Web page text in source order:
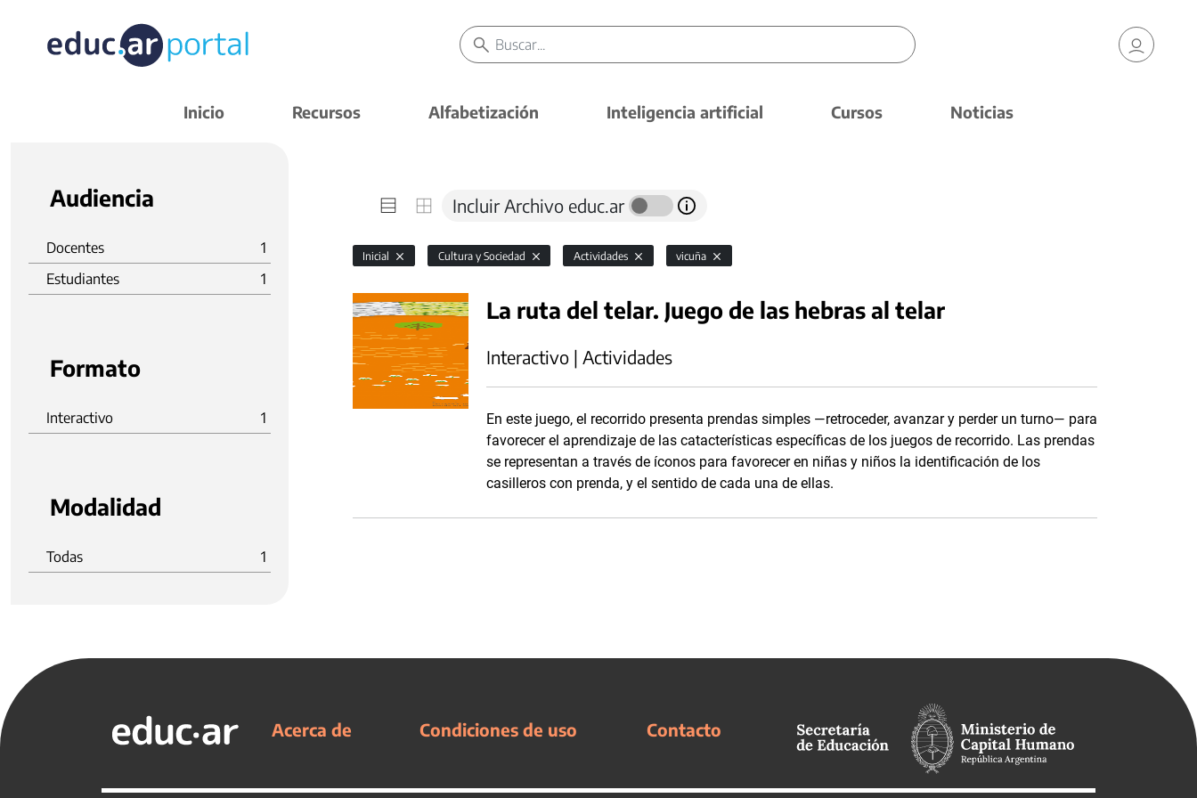
Inicio Recursos Alfabetización Inteligencia artificial Cursos Noticias
Audiencia
Docentes
1
Estudiantes
1
Formato
Interactivo 1
Modalidad
Todas 1
Incluir Archivo educ.ar
Inicial Cultura y Sociedad Actividades vicuña
La ruta del telar. Juego de las hebras al telar
Interactivo | Actividades
En este juego, el recorrido presenta prendas simples —retroceder, avanzar y perder un turno— para
favorecer el aprendizaje de las catacterísticas específicas de los juegos de recorrido. Las prendas
se representan a través de íconos para favorecer en niñas y niños la identificación de los
casilleros con prenda, y el sentido de cada una de ellas.
Acerca de Condiciones de uso Contacto